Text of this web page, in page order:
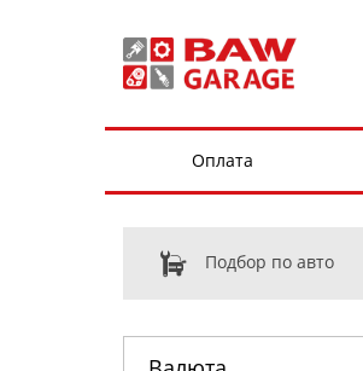
Оплата
Подбор по авто